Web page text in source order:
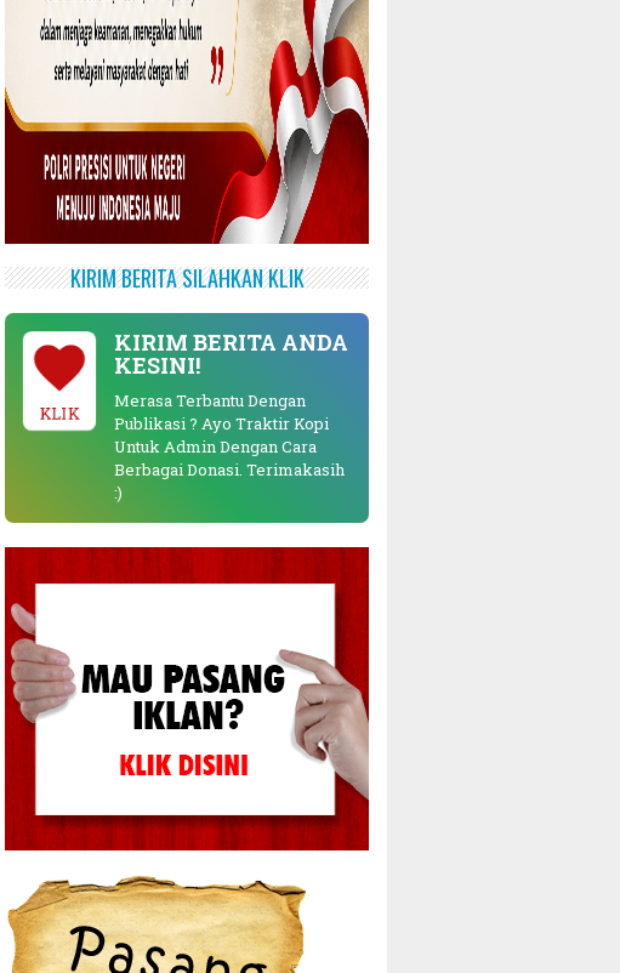
KIRIM BERITA SILAHKAN KLIK
KLIK
KIRIM BERITA ANDA
KESINI!
Merasa Terbantu Dengan
Publikasi ? Ayo Traktir Kopi
Untuk Admin Dengan Cara
Berbagai Donasi. Terimakasih
:)